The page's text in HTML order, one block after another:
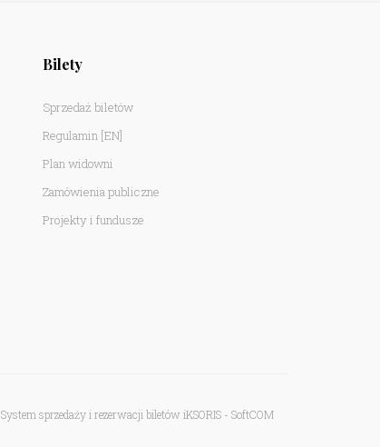
Bilety
Sprzedaż biletów
Regulamin [EN]
Plan widowni
Zamówienia publiczne
Projekty i fundusze
System sprzedaży i rezerwacji biletów iKSORIS - SoftCOM